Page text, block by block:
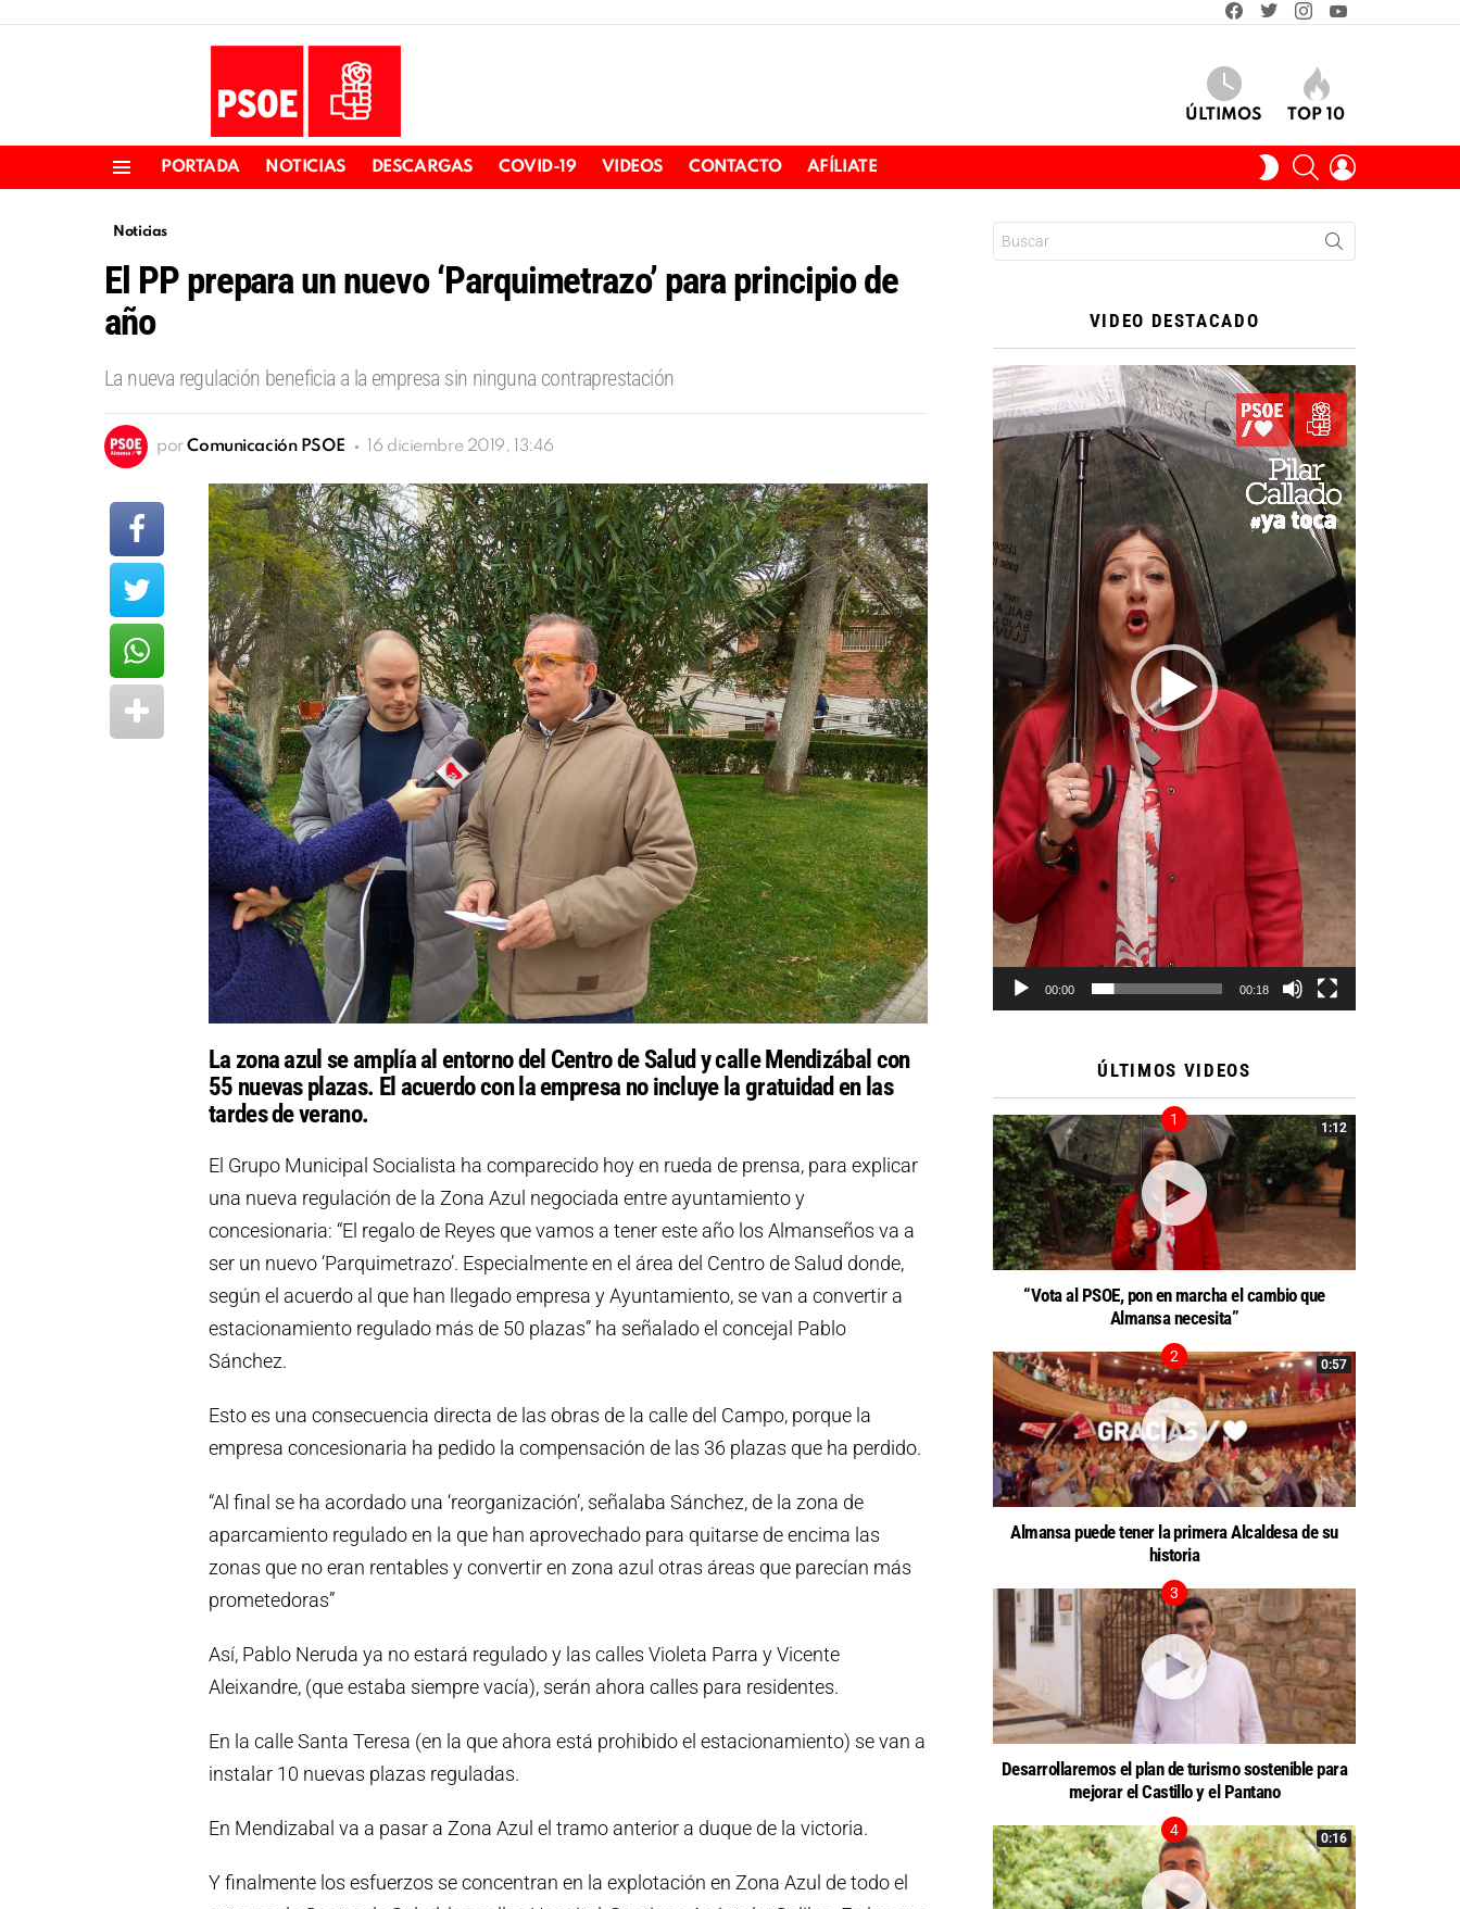
ÚLTIMOS TOP 10
PORTADA NOTICIAS DESCARGAS COVID-19 VIDEOS CONTACTO AFÍLIATE
SWITCH
SKIN
BUSCAR
Noticias
El PP prepara un nuevo ‘Parquimetrazo’ para principio de
año
La nueva regulación beneficia a la empresa sin ninguna contraprestación
por Comunicación PSOE 16 diciembre 2019, 13:46
La zona azul se amplía al entorno del Centro de Salud y calle Mendizábal con
55 nuevas plazas. El acuerdo con la empresa no incluye la gratuidad en las
tardes de verano.
El Grupo Municipal Socialista ha comparecido hoy en rueda de prensa, para explicar
una nueva regulación de la Zona Azul negociada entre ayuntamiento y
concesionaria: “El regalo de Reyes que vamos a tener este año los Almanseños va a
ser un nuevo ‘Parquimetrazo’. Especialmente en el área del Centro de Salud donde,
según el acuerdo al que han llegado empresa y Ayuntamiento, se van a convertir a
estacionamiento regulado más de 50 plazas” ha señalado el concejal Pablo
Sánchez.
Esto es una consecuencia directa de las obras de la calle del Campo, porque la
empresa concesionaria ha pedido la compensación de las 36 plazas que ha perdido.
“Al final se ha acordado una ‘reorganización’, señalaba Sánchez, de la zona de
aparcamiento regulado en la que han aprovechado para quitarse de encima las
zonas que no eran rentables y convertir en zona azul otras áreas que parecían más
prometedoras”
Así, Pablo Neruda ya no estará regulado y las calles Violeta Parra y Vicente
Aleixandre, (que estaba siempre vacía), serán ahora calles para residentes.
En la calle Santa Teresa (en la que ahora está prohibido el estacionamiento) se van a
instalar 10 nuevas plazas reguladas.
En Mendizabal va a pasar a Zona Azul el tramo anterior a duque de la victoria.
Y finalmente los esfuerzos se concentran en la explotación en Zona Azul de todo el
VIDEO DESTACADO
Reproductor
de
vídeo
00:00 00:18
ÚLTIMOS VIDEOS
1:12
“Vota al PSOE, pon en marcha el cambio que
Almansa necesita”
0:57
Almansa puede tener la primera Alcaldesa de su
historia
Desarrollaremos el plan de turismo sostenible para
mejorar el Castillo y el Pantano
0:16